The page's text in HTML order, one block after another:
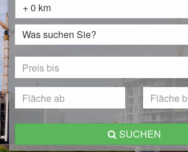
+ 0 km
Was suchen Sie?
SUCHEN